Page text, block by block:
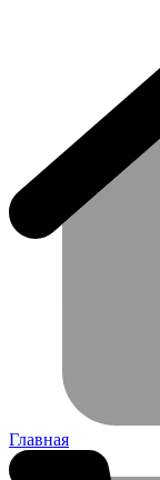
Главная